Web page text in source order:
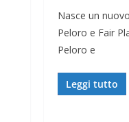
Nasce un
Peloro e Fair
Peloro e
Leggi tutto